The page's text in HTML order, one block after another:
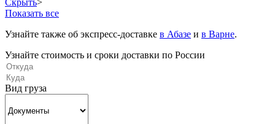
Показать все
Узнайте также об экспресс-доставке в Абазе и в Варне.
Узнайте стоимость и сроки доставки по России
Вид груза